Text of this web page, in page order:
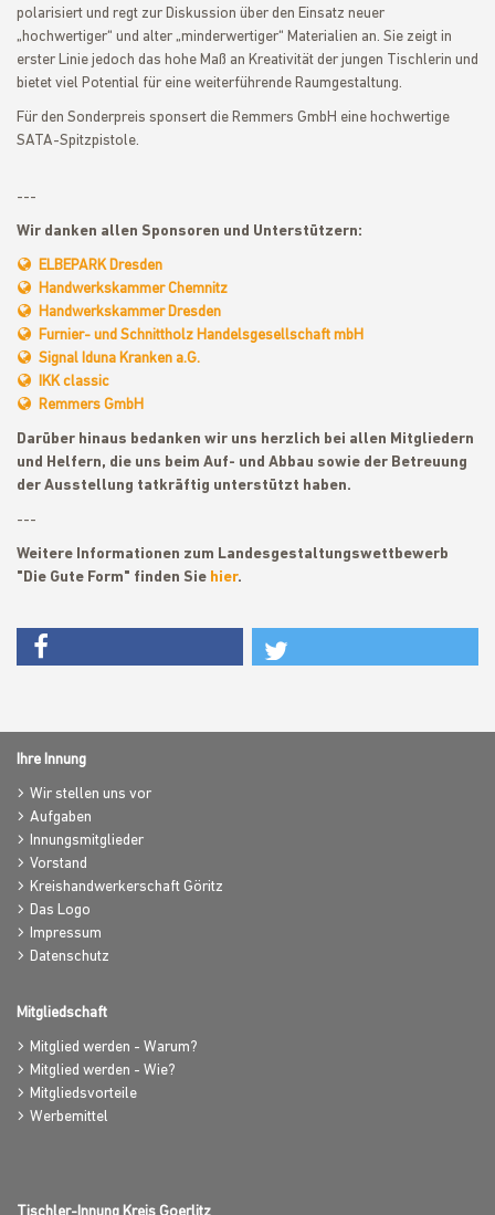
polarisiert und regt zur Diskussion über den Einsatz neuer
„hochwertiger“ und alter „minderwertiger“ Materialien an. Sie zeigt in
erster Linie jedoch das hohe Maß an Kreativität der jungen Tischlerin und
bietet viel Potential für eine weiterführende Raumgestaltung.
Für den Sonderpreis sponsert die Remmers GmbH eine hochwertige
SATA-Spitzpistole.
---
Wir danken allen Sponsoren und Unterstützern:
ELBEPARK Dresden
Handwerkskammer Chemnitz
Handwerkskammer Dresden
Furnier- und Schnittholz Handelsgesellschaft mbH
Signal Iduna Kranken a.G.
IKK classic
Remmers GmbH
Darüber hinaus bedanken wir uns herzlich bei allen Mitgliedern
und Helfern, die uns beim Auf- und Abbau sowie der Betreuung
der Ausstellung tatkräftig unterstützt haben.
---
Weitere Informationen zum Landesgestaltungswettbewerb
"Die Gute Form" finden Sie hier.
Ihre Innung
Wir stellen uns vor
Aufgaben
Innungsmitglieder
Vorstand
Kreishandwerkerschaft Göritz
Das Logo
Impressum
Datenschutz
Mitgliedschaft
Mitglied werden - Warum?
Mitglied werden - Wie?
Mitgliedsvorteile
Werbemittel